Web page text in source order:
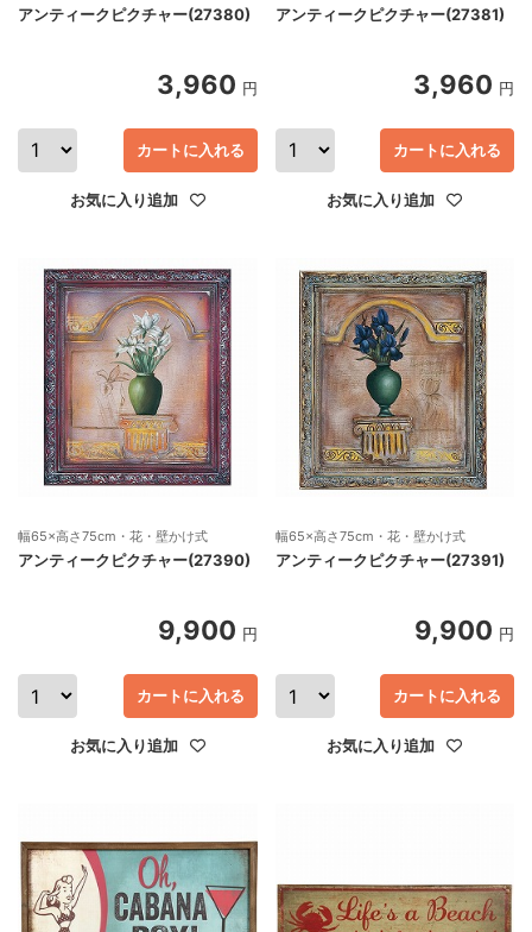
アンティークピクチャー(27380)
3,960 円
カートに入れる
お気に入り追加
アンティークピクチャー(27381)
3,960 円
カートに入れる
お気に入り追加
幅65×高さ75cm・花・壁かけ式
アンティークピクチャー(27390)
9,900 円
カートに入れる
お気に入り追加
幅65×高さ75cm・花・壁かけ式
アンティークピクチャー(27391)
9,900 円
カートに入れる
お気に入り追加